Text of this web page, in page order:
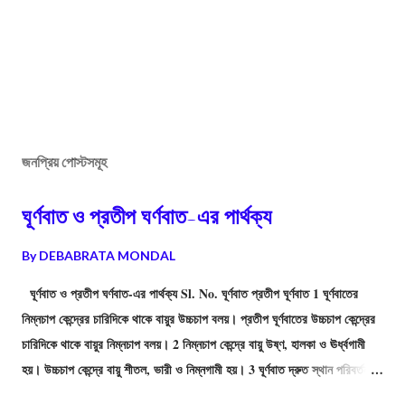
জনপ্রিয় পোস্টসমূহ
ঘূর্ণবাত ও প্রতীপ ঘর্ণবাত-এর পার্থক্য
ByDEBABRATA MONDAL
ঘূর্ণবাত ও প্রতীপ ঘর্ণবাত-এর পার্থক্য Sl. No. ঘূর্ণবাত প্রতীপ ঘূর্ণবাত 1 ঘূর্ণবাতের
নিম্নচাপ কেন্দ্রের চারিদিকে থাকে বায়ুর উচ্চচাপ বলয়। প্রতীপ ঘূর্ণবাতের উচ্চচাপ কেন্দ্রের
চারিদিকে থাকে বায়ুর নিম্নচাপ বলয়। 2 নিম্নচাপ কেন্দ্রে বায়ু উষ্ণ, হালকা ও ঊর্ধ্বগামী
হয়। উচ্চচাপ কেন্দ্রে বায়ু শীতল, ভারী ও নিম্নগামী হয়। 3 ঘূর্ণবাত দ্রুত স্থান পরিবর্তন